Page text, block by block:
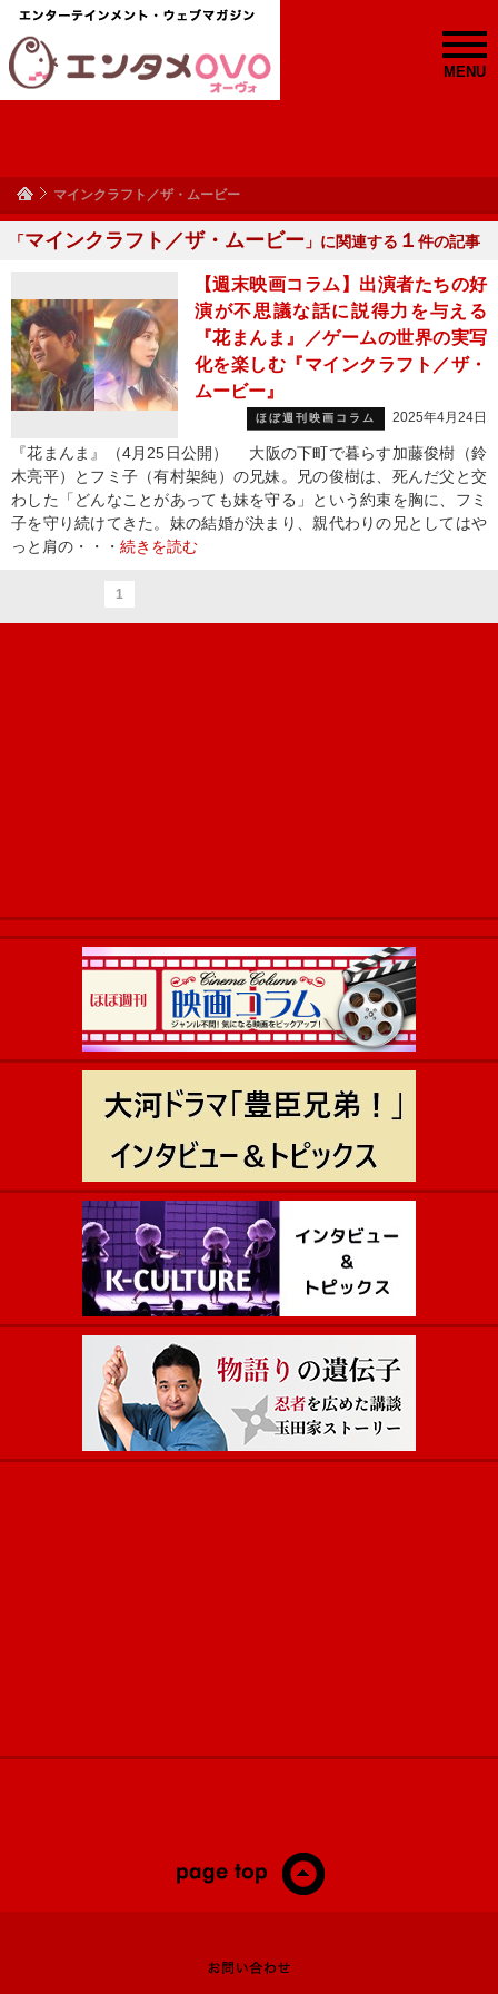
MENU
マインクラフト／ザ・ムービー
「マインクラフト／ザ・ムービー 」に関連する １ 件の記事
【週末映画コラム】出演者たちの好
演が不思議な話に説得力を与える
『花まんま』／ゲームの世界の実写
化を楽しむ『マインクラフト／ザ・
ムービー』
ほぼ週刊映画コラム 2025年4月24日
『花まんま』（4月25日公開） 大阪の下町で暮らす加藤俊樹（鈴
木亮平）とフミ子（有村架純）の兄妹。兄の俊樹は、死んだ父と交
わした「どんなことがあっても妹を守る」という約束を胸に、フミ
子を守り続けてきた。妹の結婚が決まり、親代わりの兄としてはや
っと肩の・・・ 続きを読む
1